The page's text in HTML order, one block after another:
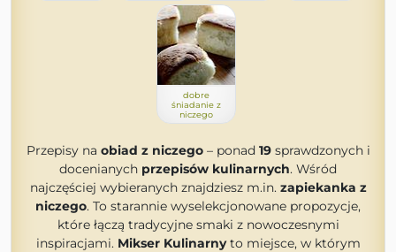
dobre
śniadanie z
niczego
Przepisy na obiad z niczego– ponad 19sprawdzonych i
docenianych przepisów kulinarnych. Wśród
najczęściej wybieranych znajdziesz m.in. zapiekanka z
niczego. To starannie wyselekcjonowane propozycje,
które łączą tradycyjne smaki z nowoczesnymi
inspiracjami. Mikser Kulinarnyto miejsce, w którym